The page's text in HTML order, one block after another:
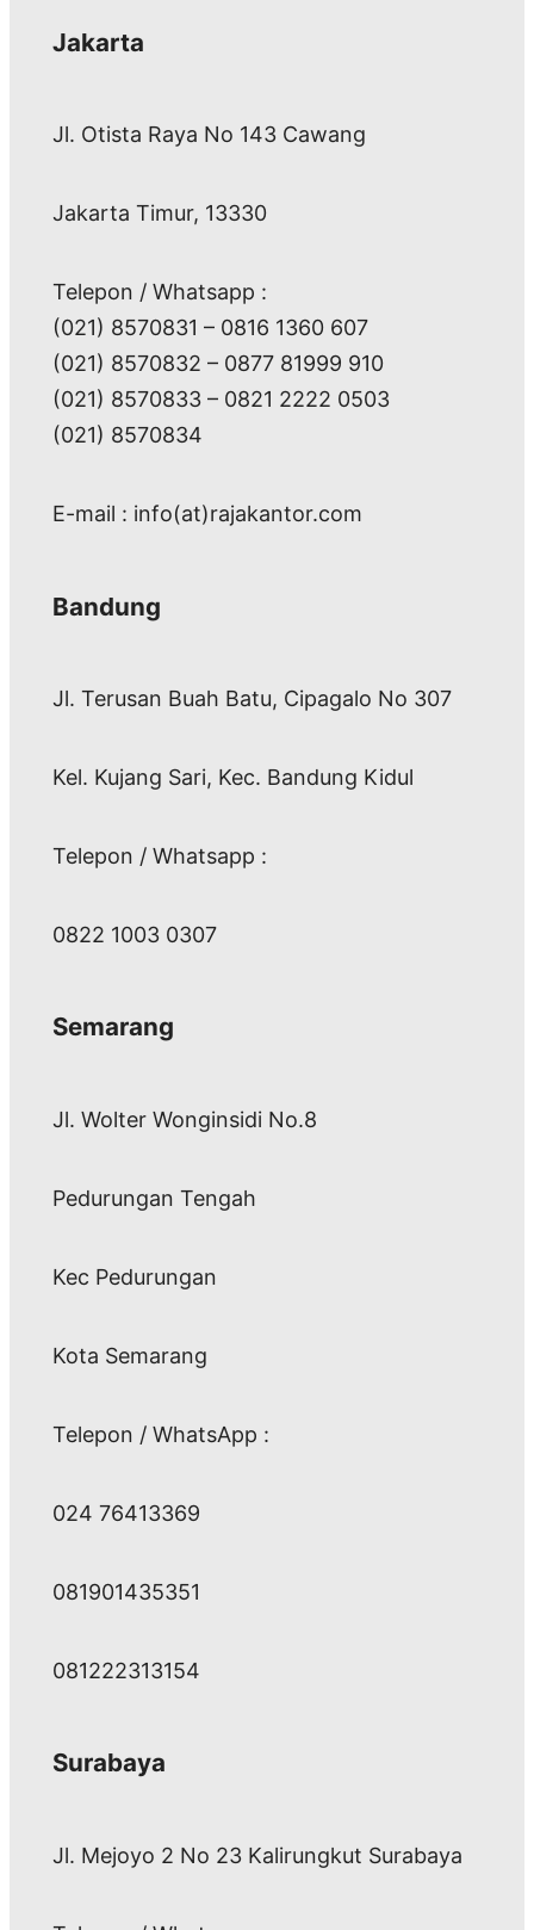
Jakarta
Jl. Otista Raya No 143 Cawang
Jakarta Timur, 13330
Telepon / Whatsapp :
(021) 8570831 – 0816 1360 607
(021) 8570832 – 0877 81999 910
(021) 8570833 – 0821 2222 0503
(021) 8570834
E-mail : info(at)rajakantor.com
Bandung
Jl. Terusan Buah Batu, Cipagalo No 307
Kel. Kujang Sari, Kec. Bandung Kidul
Telepon / Whatsapp :
0822 1003 0307
Semarang
Jl. Wolter Wonginsidi No.8
Pedurungan Tengah
Kec Pedurungan
Kota Semarang
Telepon / WhatsApp :
024 76413369
081901435351
081222313154
Surabaya
Jl. Mejoyo 2 No 23 Kalirungkut Surabaya